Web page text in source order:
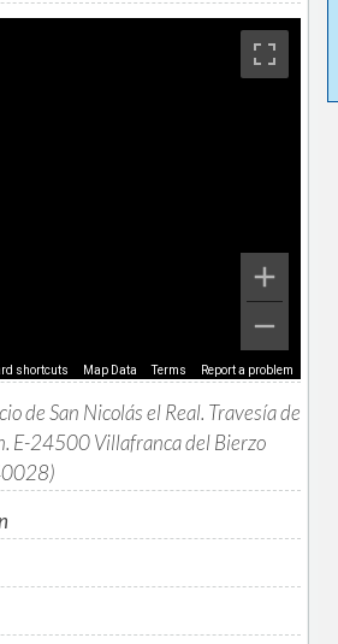
shortcuts Map Data Terms Report a problem
de San Nicolás el Real. Travesía de
E-24500 Villafranca del Bierzo